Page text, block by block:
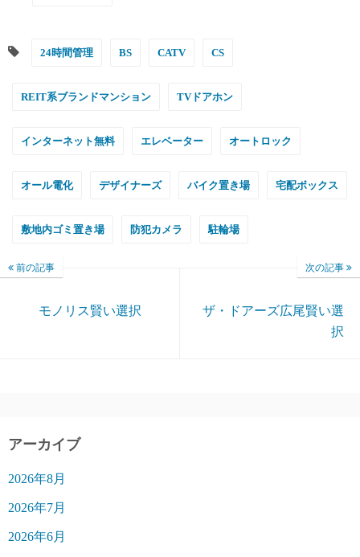
24時間管理 BS CATV CS
REIT系ブランドマンション TVドアホン
インターネット無料 エレベーター オートロック
オール電化 デザイナーズ バイク置き場 宅配ボックス
敷地内ゴミ置き場 防犯カメラ 駐輪場
前の記事
モノリス賢い選択
次の記事
ザ・ドアーズ広尾賢い選
択
アーカイブ
2026年8月
2026年7月
2026年6月